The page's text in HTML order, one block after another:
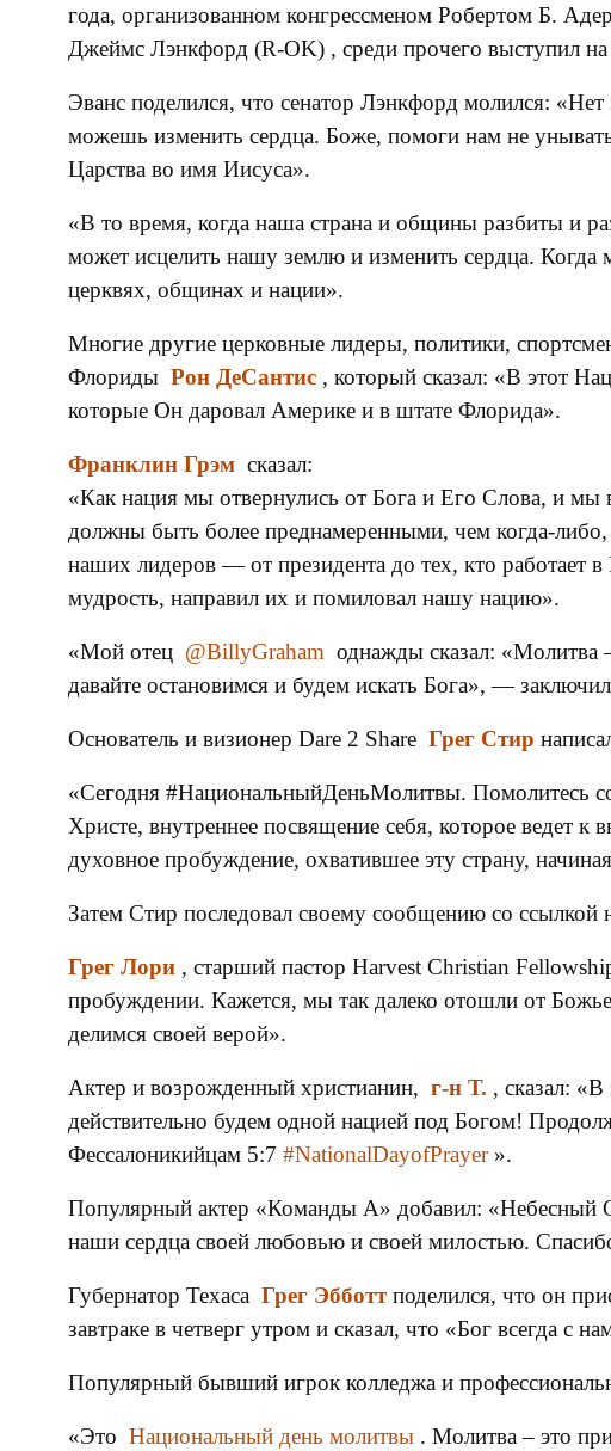
года, организованном конгрессменом Робертом Б.
Джеймс Лэнкфорд (R-OK) , среди прочего выступил
Эванс поделился, что сенатор Лэнкфорд молился:
можешь изменить сердца. Боже, помоги нам не
Царства во имя Иисуса».
«В то время, когда наша страна и общины разбиты и
может исцелить нашу землю и изменить сердца.
церквях, общинах и нации».
Многие другие церковные лидеры, политики,
Флориды Рон ДеСантис , который сказал: «В этот
которые Он даровал Америке и в штате Флорида».
Франклин Грэм сказал:
«Как нация мы отвернулись от Бога и Его Слова, и мы
должны быть более преднамеренными, чем когда-
наших лидеров — от президента до тех, кто работает
мудрость, направил их и помиловал нашу нацию».
«Мой отец @BillyGraham однажды сказал:
давайте остановимся и будем искать Бога», —
Основатель и визионер Dare 2 Share Грег Стир
«Сегодня #НациональныйДеньМолитвы. Помолитесь
Христе, внутреннее посвящение себя, которое ведет
духовное пробуждение, охватившее эту страну,
Затем Стир последовал своему сообщению со ссылкой
Грег Лори , старший пастор Harvest Christian
пробуждении. Кажется, мы так далеко отошли от
делимся своей верой».
Актер и возрожденный христианин, г-н Т. , сказал:
действительно будем одной нацией под Богом!
Фессалоникийцам 5:7 #NationalDayofPrayer».
Популярный актер «Команды А» добавил: «Небесный
наши сердца своей любовью и своей милостью.
Губернатор Техаса Грег Эбботтподелился, что он
завтраке в четверг утром и сказал, что «Бог всегда
Популярный бывший игрок колледжа и
«Это Национальный день молитвы . Молитва – это